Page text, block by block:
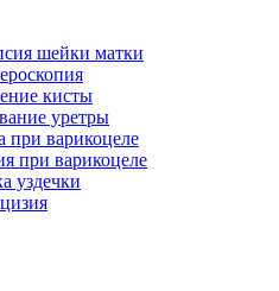
шейки матки
кисты
уретры
при варикоцеле
при варикоцеле
уздечки